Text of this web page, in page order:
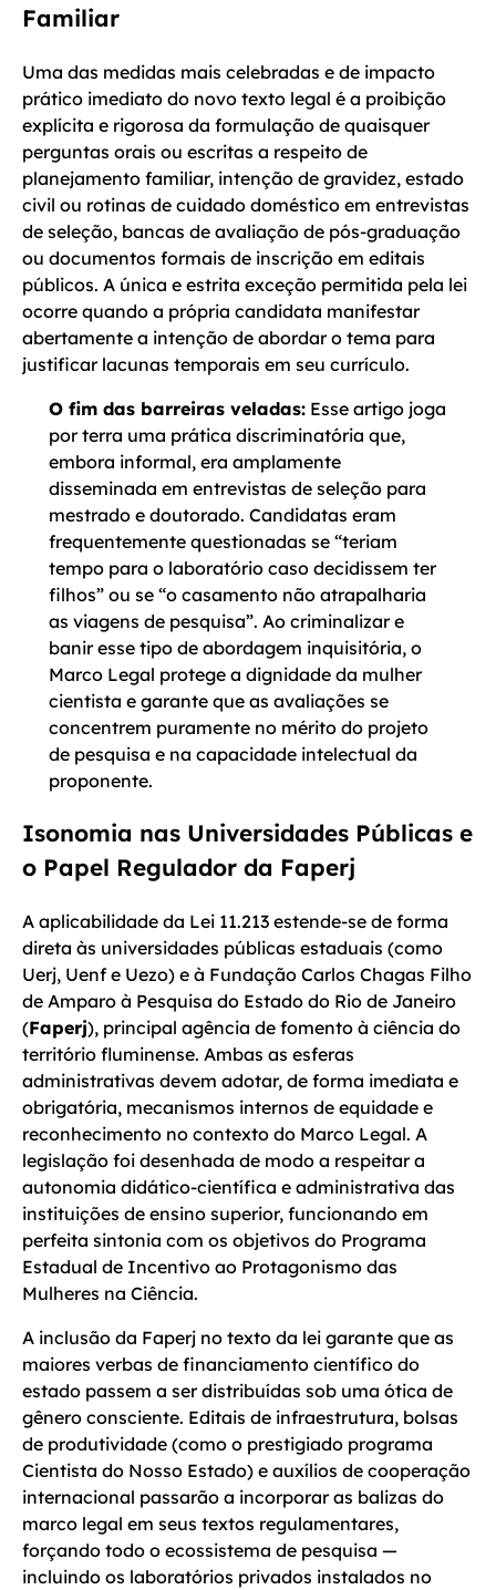
Familiar
Uma das medidas mais celebradas e de impacto
prático imediato do novo texto legal é a proibição
explícita e rigorosa da formulação de quaisquer
perguntas orais ou escritas a respeito de
planejamento familiar, intenção de gravidez, estado
civil ou rotinas de cuidado doméstico em entrevistas
de seleção, bancas de avaliação de pós-graduação
ou documentos formais de inscrição em editais
públicos. A única e estrita exceção permitida pela lei
ocorre quando a própria candidata manifestar
abertamente a intenção de abordar o tema para
justificar lacunas temporais em seu currículo.
O fim das barreiras veladas: Esse artigo joga
por terra uma prática discriminatória que,
embora informal, era amplamente
disseminada em entrevistas de seleção para
mestrado e doutorado. Candidatas eram
frequentemente questionadas se “teriam
tempo para o laboratório caso decidissem ter
filhos” ou se “o casamento não atrapalharia
as viagens de pesquisa”. Ao criminalizar e
banir esse tipo de abordagem inquisitória, o
Marco Legal protege a dignidade da mulher
cientista e garante que as avaliações se
concentrem puramente no mérito do projeto
de pesquisa e na capacidade intelectual da
proponente.
Isonomia nas Universidades Públicas e
o Papel Regulador da Faperj
A aplicabilidade da Lei 11.213 estende-se de forma
direta às universidades públicas estaduais (como
Uerj, Uenf e Uezo) e à Fundação Carlos Chagas Filho
de Amparo à Pesquisa do Estado do Rio de Janeiro
(Faperj), principal agência de fomento à ciência do
território fluminense. Ambas as esferas
administrativas devem adotar, de forma imediata e
obrigatória, mecanismos internos de equidade e
reconhecimento no contexto do Marco Legal. A
legislação foi desenhada de modo a respeitar a
autonomia didático-científica e administrativa das
instituições de ensino superior, funcionando em
perfeita sintonia com os objetivos do Programa
Estadual de Incentivo ao Protagonismo das
Mulheres na Ciência.
A inclusão da Faperj no texto da lei garante que as
maiores verbas de financiamento científico do
estado passem a ser distribuídas sob uma ótica de
gênero consciente. Editais de infraestrutura, bolsas
de produtividade (como o prestigiado programa
Cientista do Nosso Estado) e auxílios de cooperação
internacional passarão a incorporar as balizas do
marco legal em seus textos regulamentares,
forçando todo o ecossistema de pesquisa —
incluindo os laboratórios privados instalados no